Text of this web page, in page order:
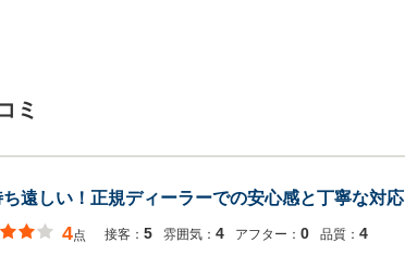
ミ
遠しい！正規ディーラーでの安心感と丁寧な対応
4点 接客： 5 雰囲気： 4 アフター： 0 品質： 4